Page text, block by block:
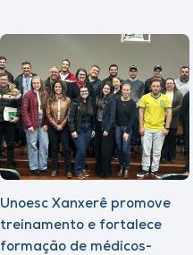
Unoesc Xanxerê promove
treinamento e fortalece
formação de médicos-